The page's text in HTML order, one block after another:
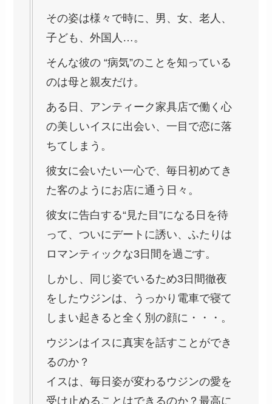
その姿は様々で時に、男、女、老人、
子ども、外国人…。
そんな彼の “病気”のことを知っている
のは母と親友だけ。
ある日、アンティーク家具店で働く心
の美しいイスに出会い、一目で恋に落
ちてしまう。
彼女に会いたい一心で、毎日初めてき
た客のようにお店に通う日々。
彼女に告白する“見た目”になる日を待
って、ついにデートに誘い、ふたりは
ロマンティックな3日間を過ごす。
しかし、同じ姿でいるため3日間徹夜
をしたウジンは、うっかり電車で寝て
しまい起きると全く別の顔に・・・。
ウジンはイスに真実を話すことができ
るのか？
イスは、毎日姿が変わるウジンの愛を
受け止めることはできるのか？最高に